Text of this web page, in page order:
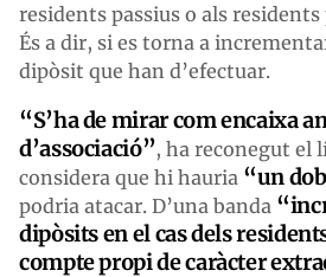
residents passius o als
És a dir, si es torna a
dipòsit que han d’efectuar.
“S’ha de mirar com encaixa
d’associació”, ha reconegut el
considera que hi hauria “un
podria atacar. D’una banda
dipòsits en el cas dels
compte propi de caràcter